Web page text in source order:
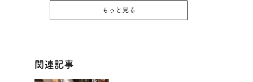
もっと見る
関連記事